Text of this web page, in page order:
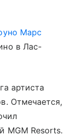
Марс
в Лас-
артиста
Отмечается,
MGM Resorts.